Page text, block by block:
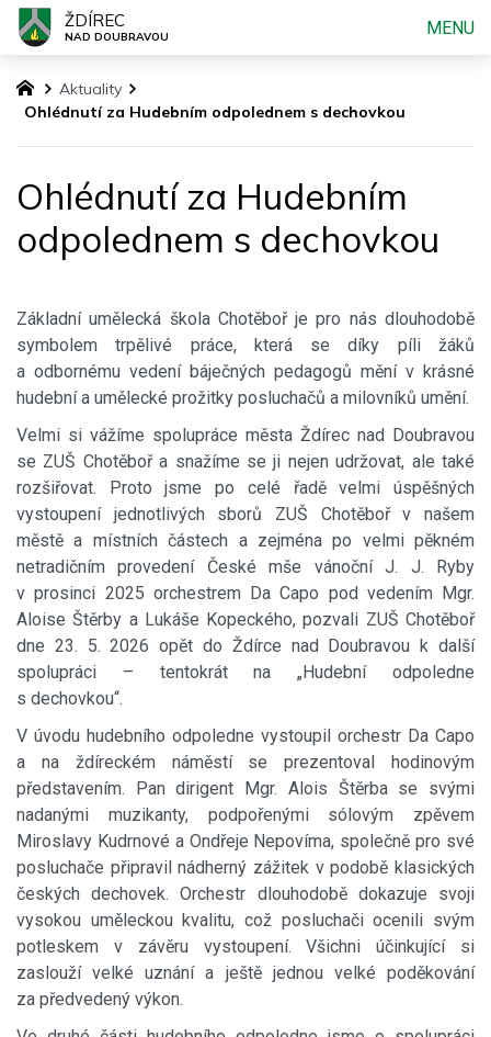
Aktuality
Ohlédnutí za Hudebním odpolednem s dechovkou
Ohlédnutí za Hudebním
odpolednem s dechovkou
Základní umělecká škola Chotěboř je pro nás dlouhodobě
symbolem trpělivé práce, která se díky píli žáků
a odbornému vedení báječných pedagogů mění v krásné
hudební a umělecké prožitky posluchačů a milovníků umění.
Velmi si vážíme spolupráce města Ždírec nad Doubravou
se ZUŠ Chotěboř a snažíme se ji nejen udržovat, ale také
rozšiřovat. Proto jsme po celé řadě velmi úspěšných
vystoupení jednotlivých sborů ZUŠ Chotěboř v našem
městě a místních částech a zejména po velmi pěkném
netradičním provedení České mše vánoční J. J. Ryby
v prosinci 2025 orchestrem Da Capo pod vedením Mgr.
Aloise Štěrby a Lukáše Kopeckého, pozvali ZUŠ Chotěboř
dne 23. 5. 2026 opět do Ždírce nad Doubravou k další
spolupráci – tentokrát na „Hudební odpoledne
s dechovkou“.
V úvodu hudebního odpoledne vystoupil orchestr Da Capo
a na ždíreckém náměstí se prezentoval hodinovým
představením. Pan dirigent Mgr. Alois Štěrba se svými
nadanými muzikanty, podpořenými sólovým zpěvem
Miroslavy Kudrnové a Ondřeje Nepovíma, společně pro své
posluchače připravil nádherný zážitek v podobě klasických
českých dechovek. Orchestr dlouhodobě dokazuje svoji
vysokou uměleckou kvalitu, což posluchači ocenili svým
potleskem v závěru vystoupení. Všichni účinkující si
zaslouží velké uznání a ještě jednou velké poděkování
za předvedený výkon.
ŽDÍREC
NAD DOUBRAVOU MENU